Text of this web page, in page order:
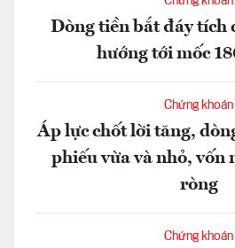
Dòng tiền bắt đáy tích
hướng tới mốc
Chứng khoán
Áp lực chốt lời tăng,
phiếu vừa và nhỏ, vốn
ròng
Chứng khoán